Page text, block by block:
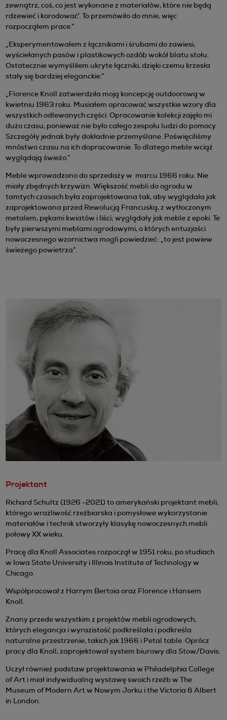
zewnątrz, coś, co jest wykonane z materiałów, które nie będą
rdzewieć i korodować’. To przemówiło do mnie, więc
rozpocząłem prace.”
„Eksperymentowałem z łącznikami i śrubami do zawiesi,
wyściełanych pasów i plastikowych ozdób wokół blatu stołu.
Ostatecznie wymyśliłem ukryte łączniki, dzięki czemu krzesła
stały się bardziej eleganckie.”
„Florence Knoll zatwierdziła moją koncepcję outdoorową w
kwietniu 1963 roku. Musiałem opracować wszystkie wzory dla
wszystkich odlewanych części. Opracowanie kolekcji zajęło mi
dużo czasu, ponieważ nie było całego zespołu ludzi do pomocy.
Szczegóły jednak były dokładnie przemyślane. Poświęciliśmy
mnóstwo czasu na ich dopracowanie. To dlatego meble wciąż
wyglądają świeżo.”
Meble wprowadzono do sprzedaży w marcu 1966 roku. Nie
miały zbędnych krzywizn. Większość mebli do ogrodu w
tamtych czasach była zaprojektowana tak, aby wyglądała jak
zaprojektowana przed Rewolucją Francuską, z wytłoczonym
metalem, pękami kwiatów i liści; wyglądały jak meble z epoki. Te
były pierwszymi meblami ogrodowymi, o których entuzjaści
nowoczesnego wzornictwa mogli powiedzieć: „to jest powiew
świeżego powietrza”.
Projektant
Richard Schultz (1926 -2021) to amerykański projektant mebli,
którego wrażliwość rzeźbiarska i pomysłowe wykorzystanie
materiałów i technik stworzyły klasykę nowoczesnych mebli
połowy XX wieku.
Pracę dla Knoll Associates rozpoczął w 1951 roku, po studiach
w Iowa State University i Illinois Institute of Technology w
Chicago.
Współpracował z Harrym Bertoia oraz Florence i Hansem
Knoll.
Znany przede wszystkim z projektów mebli ogrodowych,
których elegancja i wyrazistość podkreślała i podkreśla
naturalne przestrzenie, takich jak 1966 i Petal table. Oprócz
pracy dla Knoll, zaprojektował system biurowy dla Stow/Davis.
Uczył również podstaw projektowania w Philadelphia College
of Art i miał indywidualną wystawę swoich rzeźb w The
Museum of Modern Art w Nowym Jorku i the Victoria & Albert
in London.